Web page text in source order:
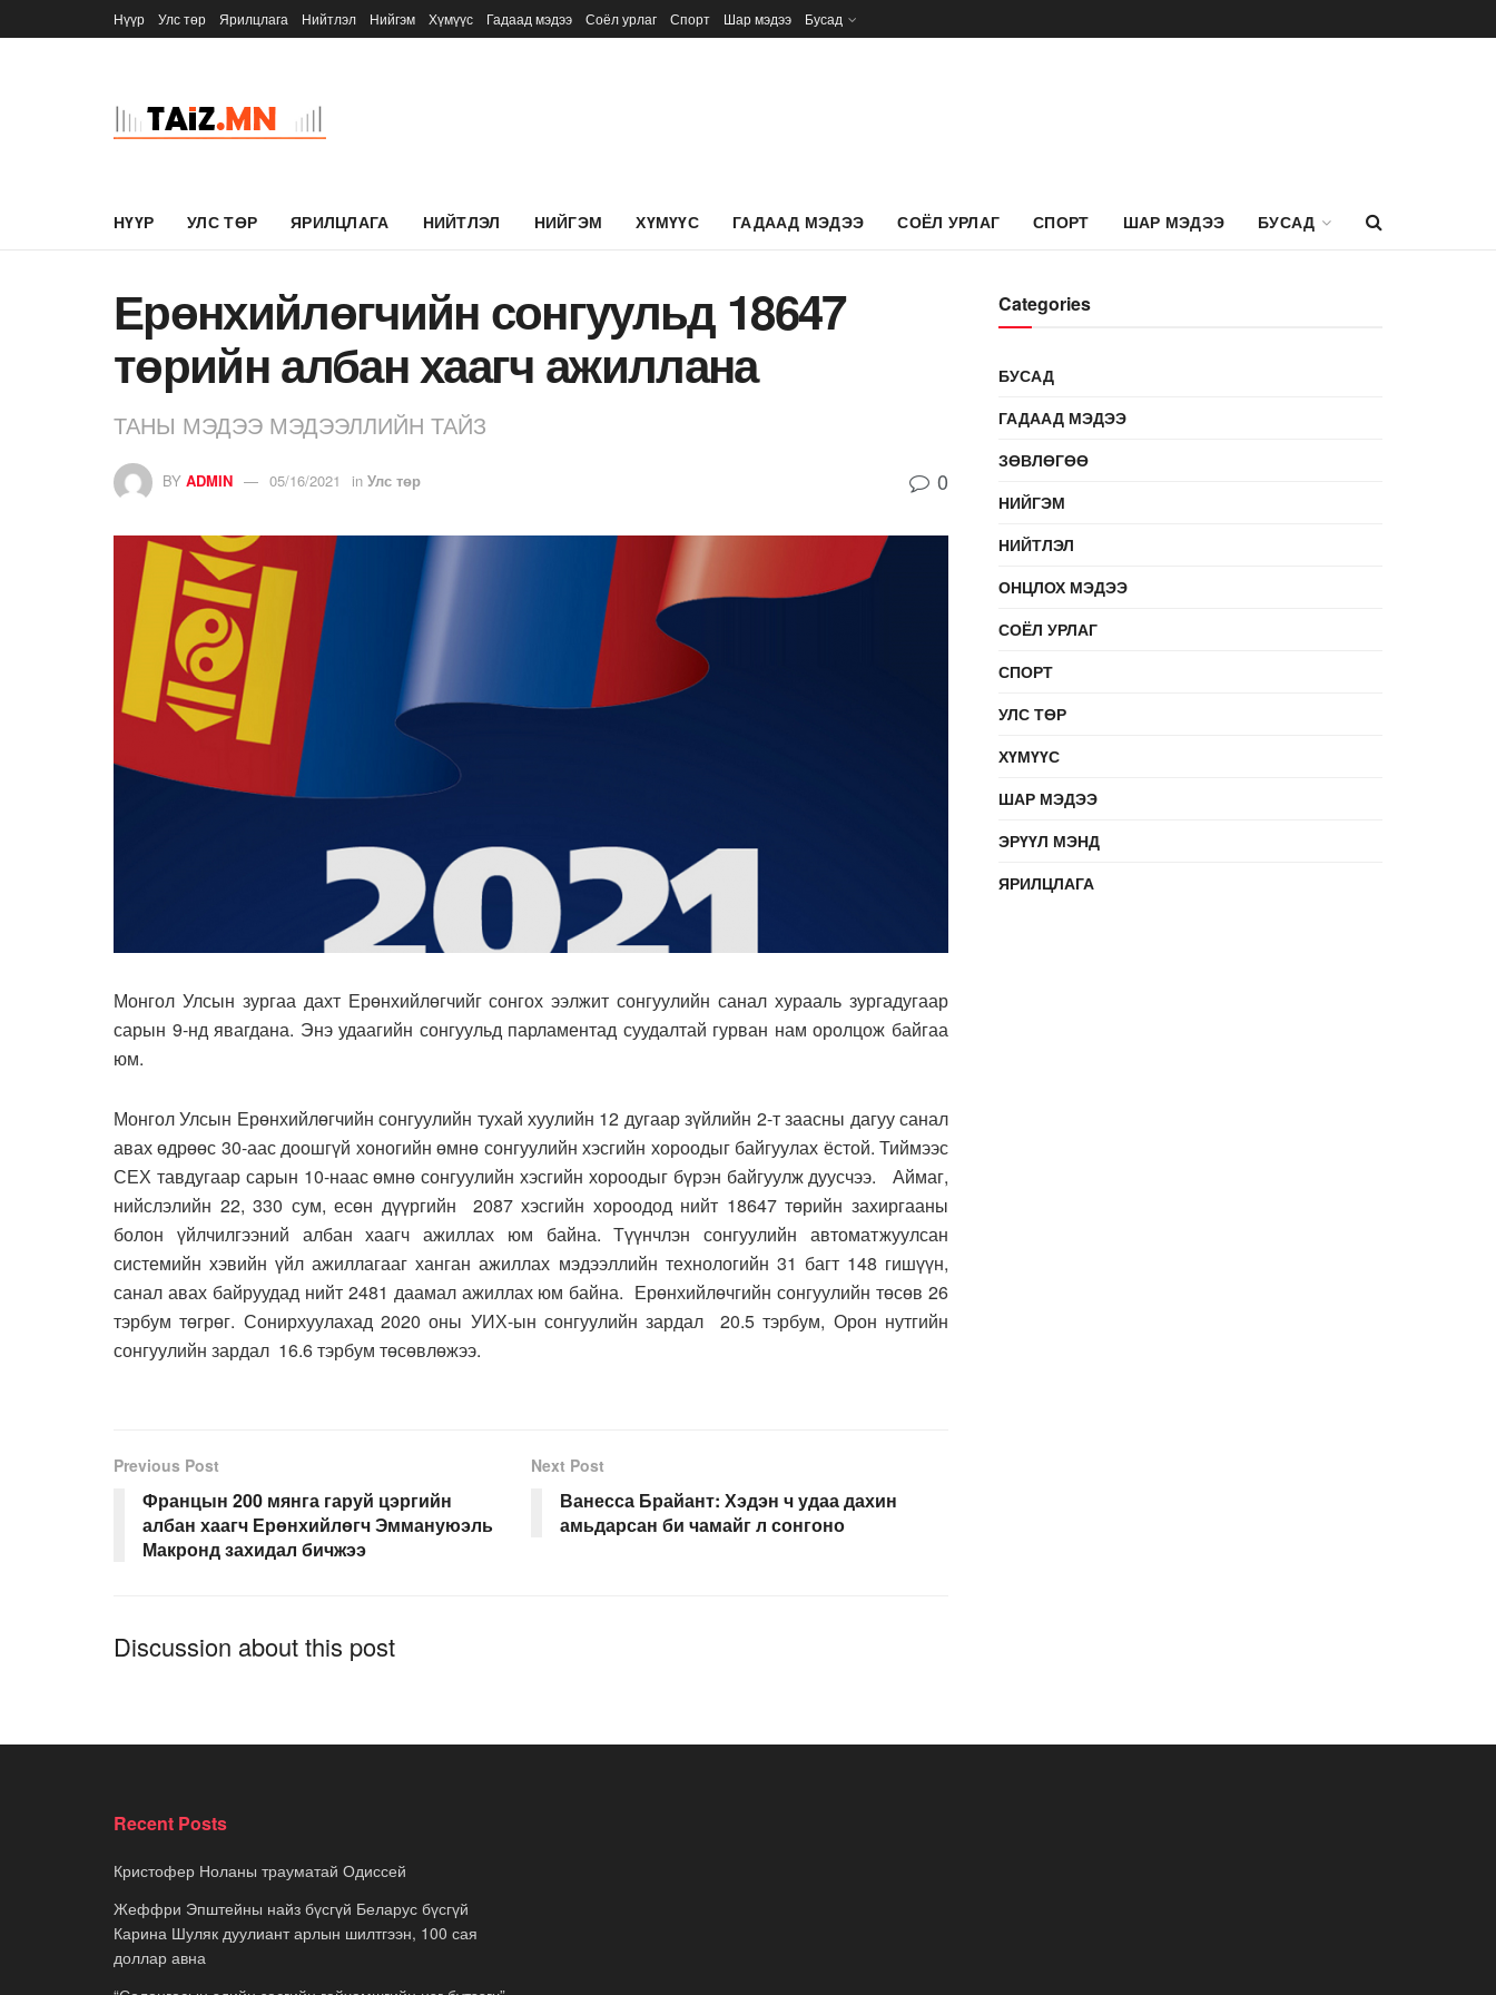
Нүүр Улс төр Ярилцлага Нийтлэл Нийгэм Хүмүүс Гадаад мэдээ Соёл урлаг Спорт Шар мэдээ Бусад
НҮҮР УЛС ТӨР ЯРИЛЦЛАГА НИЙТЛЭЛ НИЙГЭМ ХҮМҮҮС ГАДААД МЭДЭЭ СОЁЛ УРЛАГ СПОРТ ШАР МЭДЭЭ БУСАД
Ерөнхийлөгчийн сонгуульд 18647
төрийн албан хаагч ажиллана
ТАНЫ МЭДЭЭ МЭДЭЭЛЛИЙН ТАЙЗ
BY ADMIN 05/16/2021 in Улс төр 0
Монгол Улсын зургаа дахт Ерөнхийлөгчийг сонгох ээлжит сонгуулийн санал хурааль зургадугаар
сарын 9-нд явагдана. Энэ удаагийн сонгуульд парламентад суудалтай гурван нам оролцож байгаа
юм.
Монгол Улсын Ерөнхийлөгчийн сонгуулийн тухай хуулийн 12 дугаар зүйлийн 2-т заасны дагуу санал
авах өдрөөс 30-аас доошгүй хоногийн өмнө сонгуулийн хэсгийн хороодыг байгуулах ёстой. Тиймээс
СЕХ тавдугаар сарын 10-наас өмнө сонгуулийн хэсгийн хороодыг бүрэн байгуулж дуусчээ. Аймаг,
нийслэлийн 22, 330 сум, есөн дүүргийн 2087 хэсгийн хороодод нийт 18647 төрийн захиргааны
болон үйлчилгээний албан хаагч ажиллах юм байна. Түүнчлэн сонгуулийн автоматжуулсан
системийн хэвийн үйл ажиллагааг ханган ажиллах мэдээллийн технологийн 31 багт 148 гишүүн,
санал авах байруудад нийт 2481 даамал ажиллах юм байна. Ерөнхийлөчгийн сонгуулийн төсөв 26
тэрбум төгрөг. Сонирхуулахад 2020 оны УИХ-ын сонгуулийн зардал 20.5 тэрбум, Орон нутгийн
сонгуулийн зардал 16.6 тэрбум төсөвлөжээ.
Previous Post
Францын 200 мянга гаруй цэргийн
албан хаагч Ерөнхийлөгч Эммануюэль
Макронд захидал бичжээ
Next Post
Ванесса Брайант: Хэдэн ч удаа дахин
амьдарсан би чамайг л сонгоно
Discussion about this post
Categories
БУСАД
ГАДААД МЭДЭЭ
ЗӨВЛӨГӨӨ
НИЙГЭМ
НИЙТЛЭЛ
ОНЦЛОХ МЭДЭЭ
СОЁЛ УРЛАГ
СПОРТ
УЛС ТӨР
ХҮМҮҮС
ШАР МЭДЭЭ
ЭРҮҮЛ МЭНД
ЯРИЛЦЛАГА
Recent Posts
Кристофер Ноланы трауматай Одиссей
Жеффри Эпштейны найз бүсгүй Беларус бүсгүй
Карина Шуляк дуулиант арлын шилтгээн, 100 сая
доллар авна